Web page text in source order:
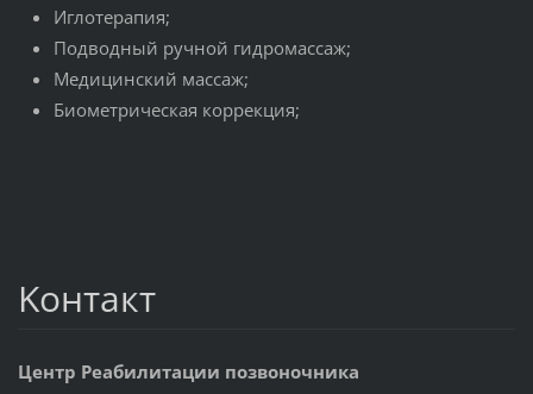
Иглотерапия;
Подводный ручной гидромассаж;
Медицинский массаж;
Биометрическая коррекция;
Koнтакт
Центр Реабилитации позвоночника